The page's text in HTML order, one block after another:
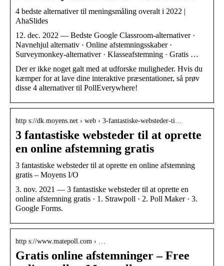
4 bedste alternativer til meningsmåling overalt i 2022 |
AhaSlides
12. dec. 2022 — Bedste Google Classroom-alternativer ·
Navnehjul alternativ · Online afstemningsskaber ·
Surveymonkey-alternativer · Klasseafstemning · Gratis …
Der er ikke noget galt med at udforske muligheder. Hvis du
kæmper for at lave dine interaktive præsentationer, så prøv
disse 4 alternativer til PollEverywhere!
http s://dk.moyens.net › web › 3-fantastiske-websteder-ti…
3 fantastiske websteder til at oprette
en online afstemning gratis
3 fantastiske websteder til at oprette en online afstemning
gratis – Moyens I/O
3. nov. 2021 — 3 fantastiske websteder til at oprette en
online afstemning gratis · 1. Strawpoll · 2. Poll Maker · 3.
Google Forms.
http s://www.matepoll.com › …
Gratis online afstemninger – Free